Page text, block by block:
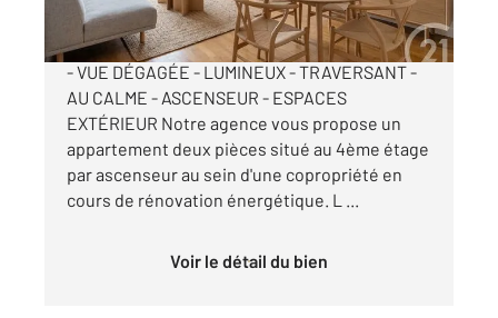
PARIS XVIIIe - RUE BELLIARD - SANS VIS-À-VIS
- VUE DÉGAGÉE - LUMINEUX - TRAVERSANT -
AU CALME - ASCENSEUR - ESPACES
EXTÉRIEUR Notre agence vous propose un
appartement deux pièces situé au 4ème étage
par ascenseur au sein d'une copropriété en
cours de rénovation énergétique. L ...
Voir le détail du bien